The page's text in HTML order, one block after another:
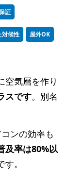
証
対候性 屋外OK
空気層を作り
スです。別名
ンの効率も
及率は80%以
す。